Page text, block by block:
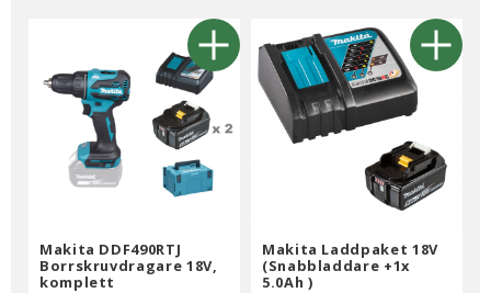
Makita DDF490RTJ
Borrskruvdragare 18V,
komplett
Makita Laddpaket 18V
(Snabbladdare +1x
5.0Ah )